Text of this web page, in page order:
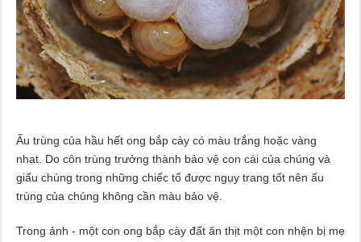
Ấu trùng của hầu hết ong bắp cày có màu trắng hoặc vàng
nhạt. Do côn trùng trưởng thành bảo vệ con cái của chúng và
giấu chúng trong những chiếc tổ được ngụy trang tốt nên ấu
trùng của chúng không cần màu bảo vệ.
Trong ảnh - một con ong bắp cày đất ăn thịt một con nhện bị mẹ